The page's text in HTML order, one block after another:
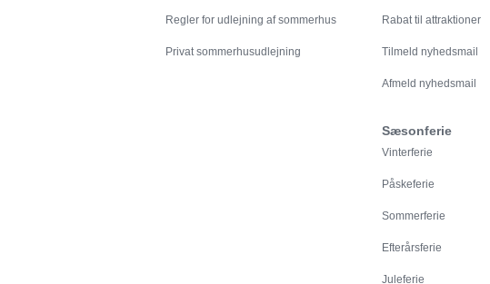
Regler for udlejning af sommerhus
Privat sommerhusudlejning
Rabat til attraktioner
Tilmeld nyhedsmail
Afmeld nyhedsmail
Sæsonferie
Vinterferie
Påskeferie
Sommerferie
Efterårsferie
Juleferie